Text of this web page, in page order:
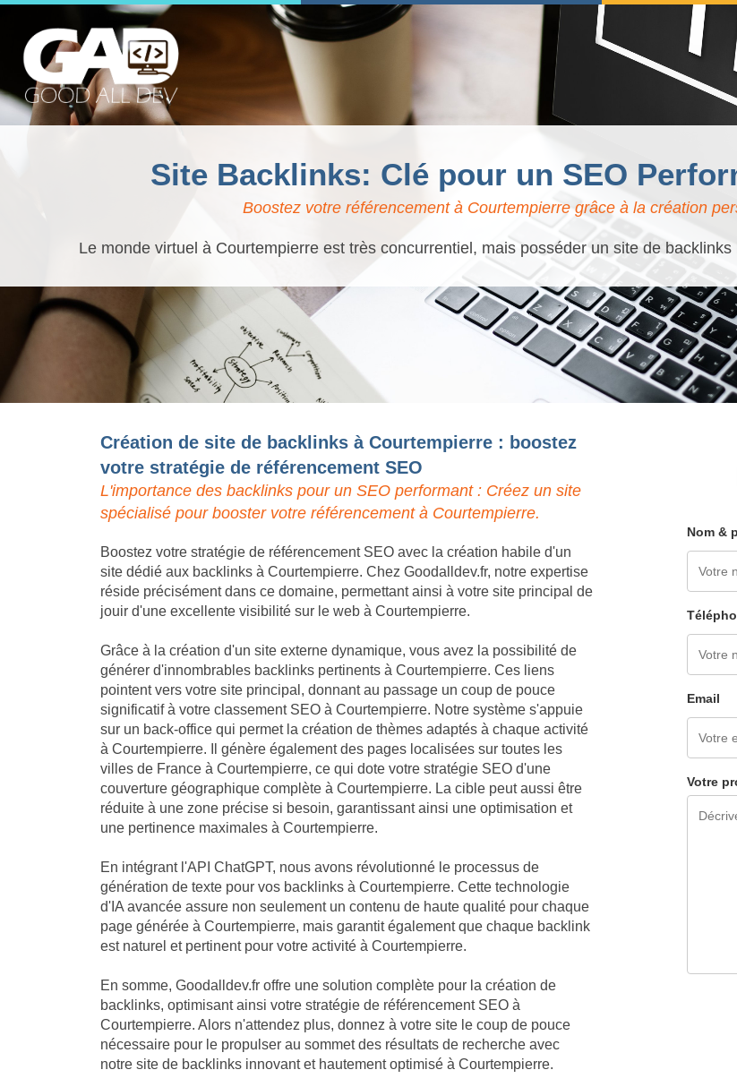
Site Backlinks: Clé pour un SEO
Boostez votre référencement à Courtempierre grâce à la création
Le monde virtuel à Courtempierre est très concurrentiel, mais posséder un site de
Création de site de backlinks à Courtempierre : boostez
votre stratégie de référencement SEO
L'importance des backlinks pour un SEO performant : Créez un site
spécialisé pour booster votre référencement à Courtempierre.
Boostez votre stratégie de référencement SEO avec la création habile d'un
site dédié aux backlinks à Courtempierre. Chez Goodalldev.fr, notre expertise
réside précisément dans ce domaine, permettant ainsi à votre site principal de
jouir d'une excellente visibilité sur le web à Courtempierre.
Grâce à la création d'un site externe dynamique, vous avez la possibilité de
générer d'innombrables backlinks pertinents à Courtempierre. Ces liens
pointent vers votre site principal, donnant au passage un coup de pouce
significatif à votre classement SEO à Courtempierre. Notre système s'appuie
sur un back-office qui permet la création de thèmes adaptés à chaque activité
à Courtempierre. Il génère également des pages localisées sur toutes les
villes de France à Courtempierre, ce qui dote votre stratégie SEO d'une
couverture géographique complète à Courtempierre. La cible peut aussi être
réduite à une zone précise si besoin, garantissant ainsi une optimisation et
une pertinence maximales à Courtempierre.
En intégrant l'API ChatGPT, nous avons révolutionné le processus de
génération de texte pour vos backlinks à Courtempierre. Cette technologie
d'IA avancée assure non seulement un contenu de haute qualité pour chaque
page générée à Courtempierre, mais garantit également que chaque backlink
est naturel et pertinent pour votre activité à Courtempierre.
En somme, Goodalldev.fr offre une solution complète pour la création de
backlinks, optimisant ainsi votre stratégie de référencement SEO à
Courtempierre. Alors n'attendez plus, donnez à votre site le coup de pouce
nécessaire pour le propulser au sommet des résultats de recherche avec
notre site de backlinks innovant et hautement optimisé à Courtempierre.
Nom &
Email
Votre